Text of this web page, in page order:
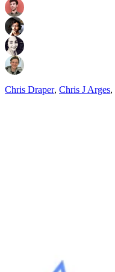
Chris Draper, Chris J Arges,